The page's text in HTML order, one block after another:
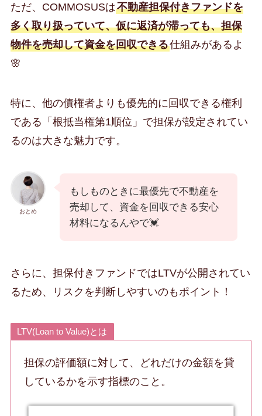
ただ、COMMOSUSは不動産担保付きファンドを
多く取り扱っていて、仮に返済が滞っても、担保
物件を売却して資金を回収できる仕組みがあるよ
🌸
特に、他の債権者よりも優先的に回収できる権利
である「根抵当権第1順位」で担保が設定されてい
るのは大きな魅力です。
おとめ
もしものときに最優先で不動産を
売却して、資金を回収できる安心
材料になるんやで💓
さらに、担保付きファンドではLTVが公開されてい
るため、リスクを判断しやすいのもポイント！
LTV(Loan to Value)とは
担保の評価額に対して、どれだけの金額を貸
しているかを示す指標のこと。